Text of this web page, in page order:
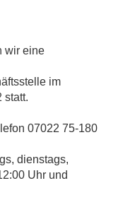
wir eine
im
statt.
07022 75-180
dienstags,
Uhr und